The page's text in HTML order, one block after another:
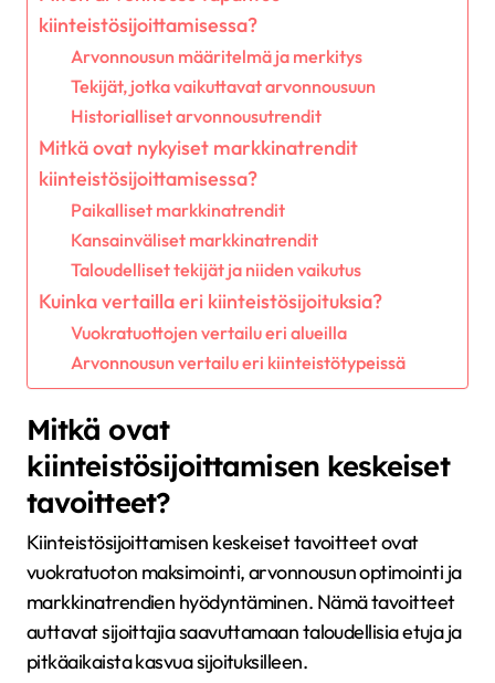
kiinteistösijoittamisessa?
Arvonnousun määritelmä ja merkitys
Tekijät, jotka vaikuttavat arvonnousuun
Historialliset arvonnousutrendit
Mitkä ovat nykyiset markkinatrendit
kiinteistösijoittamisessa?
Paikalliset markkinatrendit
Kansainväliset markkinatrendit
Taloudelliset tekijät ja niiden vaikutus
Kuinka vertailla eri kiinteistösijoituksia?
Vuokratuottojen vertailu eri alueilla
Arvonnousun vertailu eri kiinteistötypeissä
Mitkä ovat
kiinteistösijoittamisen keskeiset
tavoitteet?
Kiinteistösijoittamisen keskeiset tavoitteet ovat
vuokratuoton maksimointi, arvonnousun optimointi ja
markkinatrendien hyödyntäminen. Nämä tavoitteet
auttavat sijoittajia saavuttamaan taloudellisia etuja ja
pitkäaikaista kasvua sijoituksilleen.